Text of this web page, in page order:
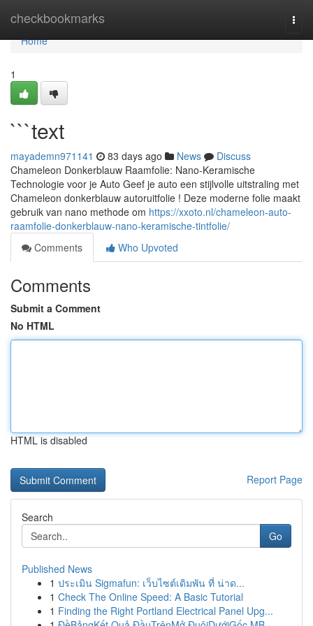
checkbookmarks
Home
Home
1
```text
mayademn971141 83 days ago News
Discuss
Chameleon Donkerblauw Raamfolie: Nano-Keramische
Technologie voor je Auto Geef je auto een stijlvolle uitstraling met
Chameleon donkerblauw autoruitfolie ! Deze moderne folie maakt
gebruik van nano methode om https://xxoto.nl/chameleon-auto-
raamfolie-donkerblauw-nano-keramische-tintfolie/
Comments
Who Upvoted
Comments
Submit a Comment
No HTML
HTML is disabled
Report Page
Search
Go
Published News
1 ประเมิน Sigmafun: เว็บไซต์เดิมพัน ที่ น่าด...
1 Check The Online Speed: A Basic Tutorial
1 Finding the Right Portland Electrical Panel Upg...